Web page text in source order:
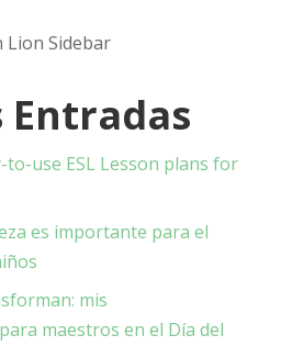
to-use ESL Lesson plans for
es importante para el
mis
maestros en el Día del